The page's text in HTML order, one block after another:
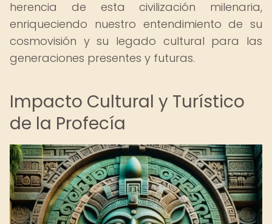
herencia de esta civilización milenaria,
enriqueciendo nuestro entendimiento de su
cosmovisión y su legado cultural para las
generaciones presentes y futuras.
Impacto Cultural y Turístico
de la Profecía